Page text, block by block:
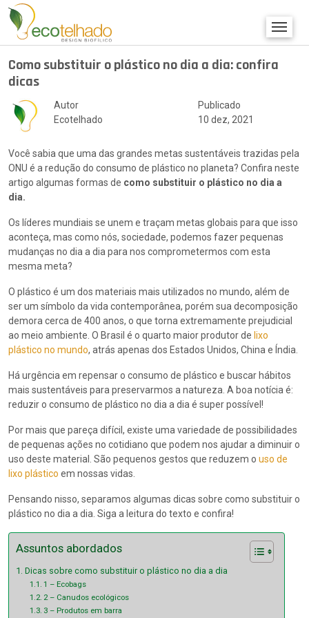
Como substituir o plástico no dia a dia: confira
dicas
Autor
Ecotelhado
Publicado
10 dez, 2021
Você sabia que uma das grandes metas sustentáveis trazidas pela
ONU é a redução do consumo de plástico no planeta? Confira neste
artigo algumas formas de como substituir o plástico no dia a
dia.
Os líderes mundiais se unem e traçam metas globais para que isso
aconteça, mas como nós, sociedade, podemos fazer pequenas
mudanças no dia a dia para nos comprometermos com esta
mesma meta?
O plástico é um dos materiais mais utilizados no mundo, além de
ser um símbolo da vida contemporânea, porém sua decomposição
demora cerca de 400 anos, o que torna extremamente prejudicial
ao meio ambiente. O Brasil é o quarto maior produtor de lixo
plástico no mundo, atrás apenas dos Estados Unidos, China e Índia.
Há urgência em repensar o consumo de plástico e buscar hábitos
mais sustentáveis para preservarmos a natureza. A boa notícia é:
reduzir o consumo de plástico no dia a dia é super possível!
Por mais que pareça difícil, existe uma variedade de possibilidades
de pequenas ações no cotidiano que podem nos ajudar a diminuir o
uso deste material. São pequenos gestos que reduzem o uso de
lixo plástico em nossas vidas.
Pensando nisso, separamos algumas dicas sobre como substituir o
plástico no dia a dia. Siga a leitura do texto e confira!
Assuntos abordados
Dicas sobre como substituir o plástico no dia a dia
1 – Ecobags
2 – Canudos ecológicos
3 – Produtos em barra